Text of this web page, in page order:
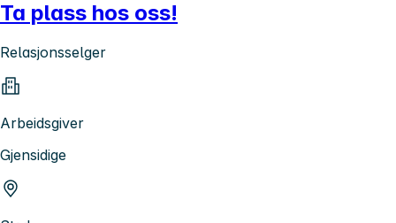
Ta plass hos oss!
Relasjonsselger
Arbeidsgiver
Gjensidige